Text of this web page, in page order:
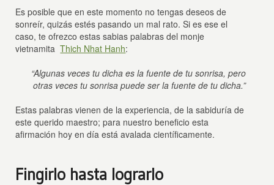
Es posible que en este momento no tengas deseos de
sonreír, quizás estés pasando un mal rato. Si es ese el
caso, te ofrezco estas sabias palabras del monje
vietnamitaThich Nhat Hanh:
“Algunas veces tu dicha es la fuente de tu sonrisa, pero
otras veces tu sonrisa puede ser la fuente de tu dicha.”
Estas palabras vienen de la experiencia, de la sabiduría de
este querido maestro; para nuestro beneficio esta
afirmación hoy en día está avalada científicamente.
Fingirlo hasta lograrlo